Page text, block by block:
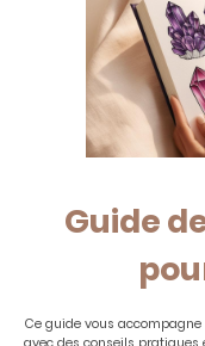
Guide
Ce guide vous